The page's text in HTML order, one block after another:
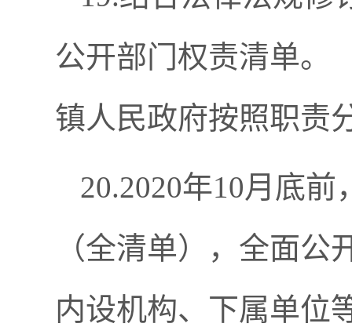
公开部门权责清单。
镇人民政府按照职责
20.2020年10月底
（全清单），全面
内设机构、下属单位